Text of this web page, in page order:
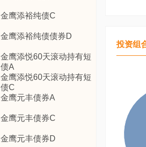
金鹰添裕纯债C
金鹰添裕纯债债券D
金鹰添悦60天滚动持有短
债A
金鹰添悦60天滚动持有短
债C
金鹰元丰债券A
金鹰元丰债券C
金鹰元丰债券D
投资组